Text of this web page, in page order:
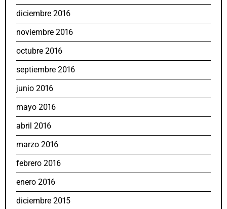
diciembre 2016
noviembre 2016
octubre 2016
septiembre 2016
junio 2016
mayo 2016
abril 2016
marzo 2016
febrero 2016
enero 2016
diciembre 2015